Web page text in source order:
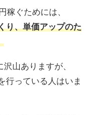
稼ぐためには、
り、単価アップのた
山ありますが、
行っている人はいま